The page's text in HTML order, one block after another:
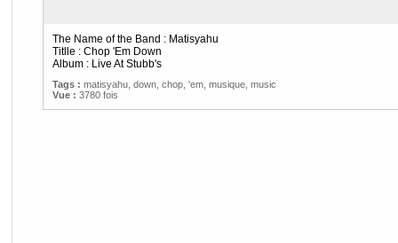
The Name of the Band : Matisyahu
Titlle : Chop 'Em Down
Album : Live At Stubb's
Tags : matisyahu, down, chop, 'em, musique, music
Vue : 3780 fois